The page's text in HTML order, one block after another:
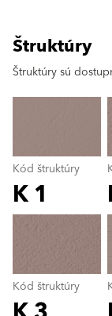
Štruktúry
Štruktúry sú
Kód štruktúry
K 1
Kód štruktúry
Kód štruktúry